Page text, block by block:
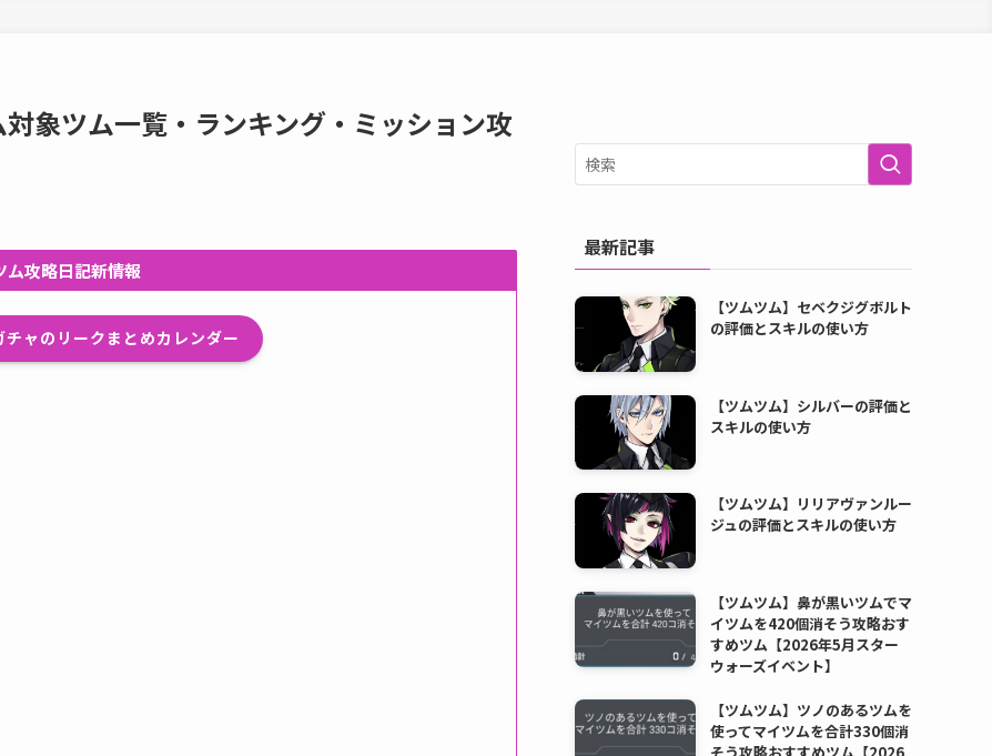
対象ツム一覧・ランキング・ミッション攻
ム攻略日記新情報
ャのリークまとめカレンダー
最新記事
【ツムツム】セベクジグボルト
の評価とスキルの使い方
【ツムツム】シルバーの評価と
スキルの使い方
【ツムツム】リリアヴァンルー
ジュの評価とスキルの使い方
【ツムツム】鼻が黒いツムでマ
イツムを420個消そう攻略おす
すめツム【2026年5月スター
ウォーズイベント】
【ツムツム】ツノのあるツムを
使ってマイツムを合計330個消